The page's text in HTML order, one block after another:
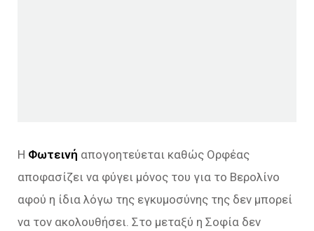
Η Φωτεινή απογοητεύεται καθώς Ορφέας
αποφασίζει να φύγει μόνος του για το Βερολίνο
αφού η ίδια λόγω της εγκυμοσύνης της δεν μπορεί
να τον ακολουθήσει. Στο μεταξύ η Σοφία δεν